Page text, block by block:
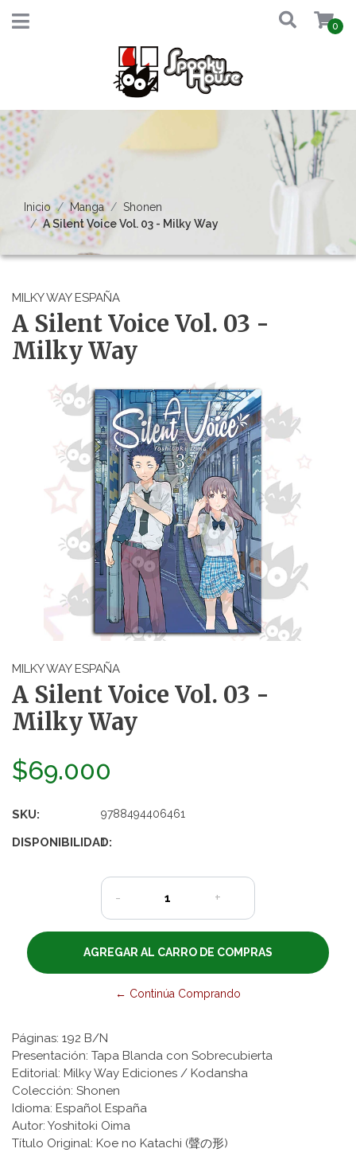
0
Inicio Manga
Shonen
A Silent Voice Vol. 03 - Milky Way
MILKY WAY ESPAÑA
A Silent Voice Vol. 03 -
Milky Way
MILKY WAY ESPAÑA
A Silent Voice Vol. 03 -
Milky Way
$69.000
SKU: 9788494406461
DISPONIBILIDAD:
1
- +
← Continúa Comprando
Páginas: 192 B/N
Presentación: Tapa Blanda con Sobrecubierta
Editorial: Milky Way Ediciones / Kodansha
Colección: Shonen
Idioma: Español España
Autor: Yoshitoki Oima
Título Original: Koe no Katachi (聲の形)